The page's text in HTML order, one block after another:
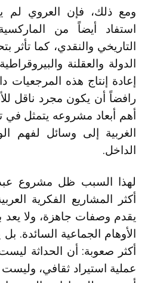
ومع ذلك، فإن العروي لم
استفاد أيضاً من
التاريخي والنقدي، كما تأثر
الدولة والعقلنة
إعادة إنتاج هذه
رافضاً أن يكون مجرد ناقل
أهم أبعاد مشروعه يتمثل في
الغربية إلى وسائل لفهم
الداخل.
لهذا السبب ظل مشروع
أكثر المشاريع الفكرية
يقدم وصفات جاهزة، ولا يعد
الأوهام الجماعية السائدة.
أكثر صعوبة: أن الحداثة
عملية استيراد ثقافي، وليست